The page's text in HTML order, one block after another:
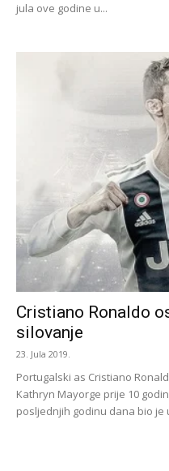
jula ove godine u...
Cristiano Ronaldo
silovanje
23. Jula 2019.
Portugalski as Cristiano
Kathryn Mayorge prije 10
posljednjih godinu dana bio je